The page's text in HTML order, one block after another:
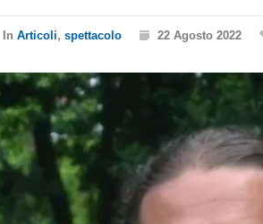
In Articoli, spettacolo 22 Agosto 2022